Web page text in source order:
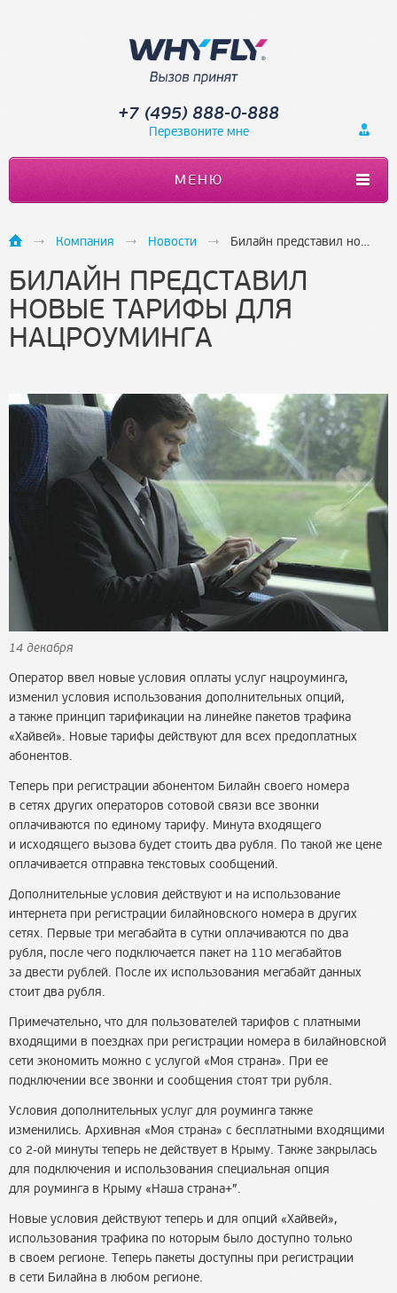
+7 (495) 888-0-888
Перезвоните мне
МЕНЮ
Компания Новости Билайн представил новые тарифы для нацроуминга
БИЛАЙН ПРЕДСТАВИЛ
НОВЫЕ ТАРИФЫ ДЛЯ
НАЦРОУМИНГА
14 декабря
Оператор ввел новые условия оплаты услуг нацроуминга,
изменил условия использования дополнительных опций,
а также принцип тарификации на линейке пакетов трафика
«Хайвей». Новые тарифы действуют для всех предоплатных
абонентов.
Теперь при регистрации абонентом Билайн своего номера
в сетях других операторов сотовой связи все звонки
оплачиваются по единому тарифу. Минута входящего
и исходящего вызова будет стоить два рубля. По такой же цене
оплачивается отправка текстовых сообщений.
Дополнительные условия действуют и на использование
интернета при регистрации билайновского номера в других
сетях. Первые три мегабайта в сутки оплачиваются по два
рубля, после чего подключается пакет на 110 мегабайтов
за двести рублей. После их использования мегабайт данных
стоит два рубля.
Примечательно, что для пользователей тарифов с платными
входящими в поездках при регистрации номера в билайновской
сети экономить можно с услугой «Моя страна». При ее
подключении все звонки и сообщения стоят три рубля.
Условия дополнительных услуг для роуминга также
изменились. Архивная «Моя страна» с бесплатными входящими
со 2-ой минуты теперь не действует в Крыму. Также закрылась
для подключения и использования специальная опция
для роуминга в Крыму «Наша страна+”.
Новые условия действуют теперь и для опций «Хайвей»,
использования трафика по которым было доступно только
в своем регионе. Теперь пакеты доступны при регистрации
в сети Билайна в любом регионе.